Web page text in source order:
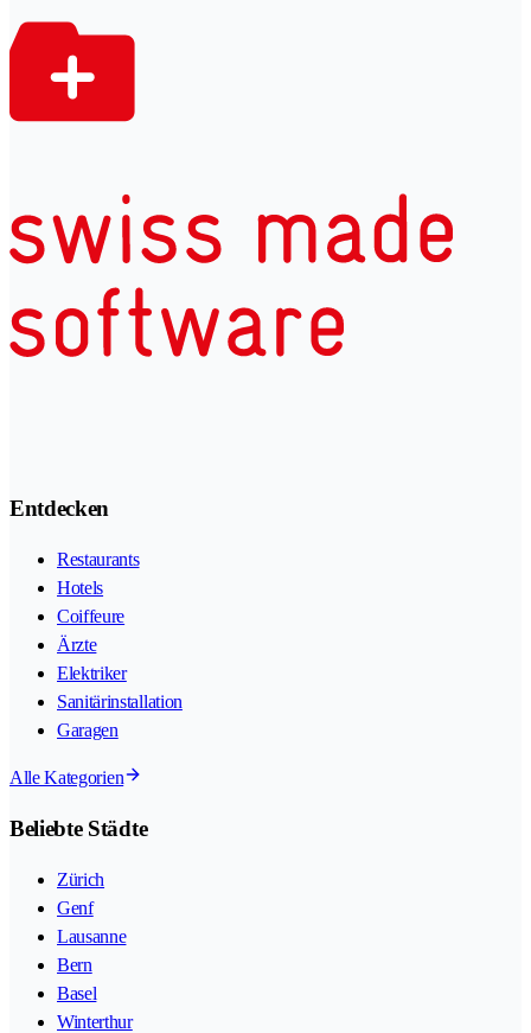
Entdecken
Restaurants
Hotels
Coiffeure
Ärzte
Elektriker
Sanitärinstallation
Garagen
Alle Kategorien
Beliebte Städte
Zürich
Genf
Lausanne
Bern
Basel
Winterthur